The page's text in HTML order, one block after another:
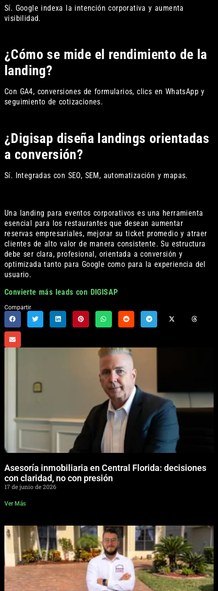
Sí. Google indexa la intención corporativa y aumenta
visibilidad.
¿Cómo se mide el rendimiento de la
landing?
Con GA4, conversiones de formularios, clics en WhatsApp y
seguimiento de cotizaciones.
¿Digisap diseña landings orientadas
a conversión?
Sí. Integradas con SEO, SEM, automatización y mapas.
Una landing para eventos corporativos es una herramienta
esencial para los restaurantes que desean aumentar
reservas empresariales, mejorar su ticket promedio y atraer
clientes de alto valor de manera consistente. Su estructura
debe ser clara, profesional, orientada a conversión y
optimizada tanto para Google como para la experiencia del
usuario.
Convierte más leads con DIGISAP
Compartir
Asesoría inmobiliaria en Central Florida: decisiones
con claridad, no con presión
17 de junio de 2026
Ver Más